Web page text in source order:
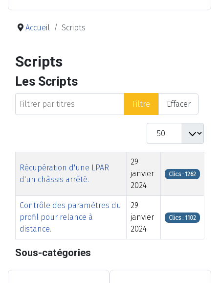
Accueil Scripts
Scripts
Les Scripts
Filtrer par titres
Filtre Effacer
Afficher #
Clics
Récupération d'une LPAR
d'un châssis arrêté.
29
janvier
2024
Clics : 1262
Contrôle des paramètres du
profil pour relance à
distance.
29
janvier
2024
Clics : 1102
Sous-catégories